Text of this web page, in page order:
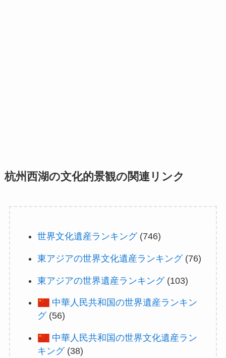
杭州西湖の文化的景観の関連リンク
世界文化遺産ランキング(746)
東アジアの世界文化遺産ランキング(76)
東アジアの世界遺産ランキング(103)
中華人民共和国の世界遺産ランキン
グ(56)
中華人民共和国の世界文化遺産ラン
キング(38)